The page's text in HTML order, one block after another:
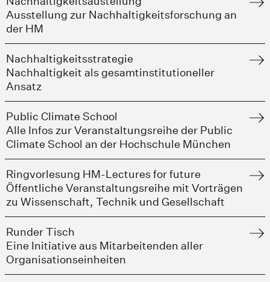
Ausstellung zur Nachhaltigkeitsforschung an
der HM
Nachhaltigkeitsstrategie
Nachhaltigkeit als gesamtinstitutioneller
Ansatz
Public Climate School
Alle Infos zur Veranstaltungsreihe der Public
Climate School an der Hochschule München
Ringvorlesung HM-Lectures for future
Öffentliche Veranstaltungsreihe mit Vorträgen
zu Wissenschaft, Technik und Gesellschaft
Runder Tisch
Eine Initiative aus Mitarbeitenden aller
Organisationseinheiten